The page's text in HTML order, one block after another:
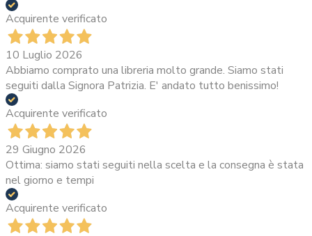
Acquirente verificato
10 Luglio 2026
Abbiamo comprato una libreria molto grande. Siamo stati
seguiti dalla Signora Patrizia. E' andato tutto benissimo!
Acquirente verificato
29 Giugno 2026
Ottima: siamo stati seguiti nella scelta e la consegna è stata
nel giorno e tempi
Acquirente verificato